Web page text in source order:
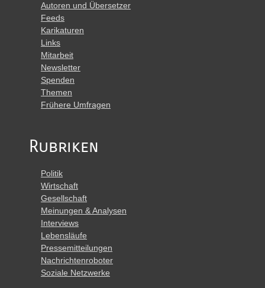
Autoren und Übersetzer
Feeds
Karikaturen
Links
Mitarbeit
Newsletter
Spenden
Themen
Frühere Umfragen
Rubriken
Politik
Wirtschaft
Gesellschaft
Meinungen & Analysen
Interviews
Lebensläufe
Pressemitteilungen
Nachrichtenroboter
Soziale Netzwerke